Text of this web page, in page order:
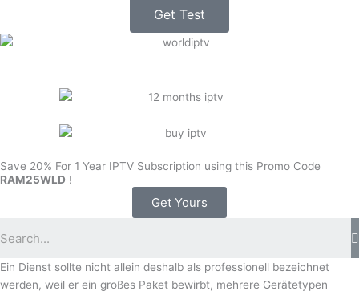
Get Test
Save 20% For 1 Year IPTV Subscription using this Promo Code
RAM25WLD !
Get Yours
Ein Dienst sollte nicht allein deshalb als professionell bezeichnet
werden, weil er ein großes Paket bewirbt, mehrere Gerätetypen